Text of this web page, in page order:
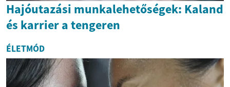
Hajóutazási munkalehetőségek: Kaland
és karrier a tengeren
ÉLETMÓD